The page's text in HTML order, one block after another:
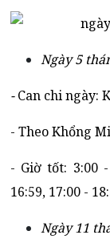
Ngày 5
-Can chi ngày:
- Theo Khổng
- Giờ tốt: 3:00
16:59, 17:00 -
Ngày 11